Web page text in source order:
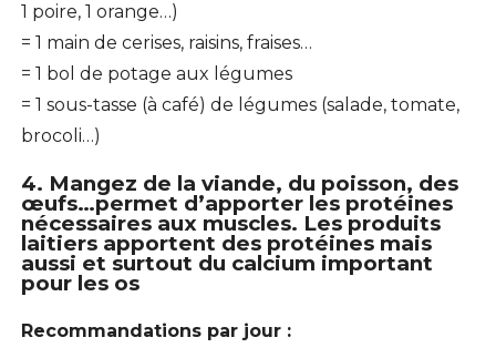
1 poire, 1 orange…)
= 1 main de cerises, raisins, fraises…
= 1 bol de potage aux légumes
= 1 sous-tasse (à café) de légumes (salade, tomate,
brocoli…)
4. Mangez de la viande, du poisson, des
œufs…permet d’apporter les protéines
nécessaires aux muscles. Les produits
laitiers apportent des protéines mais
aussi et surtout du calcium important
pour les os
Recommandations par jour :